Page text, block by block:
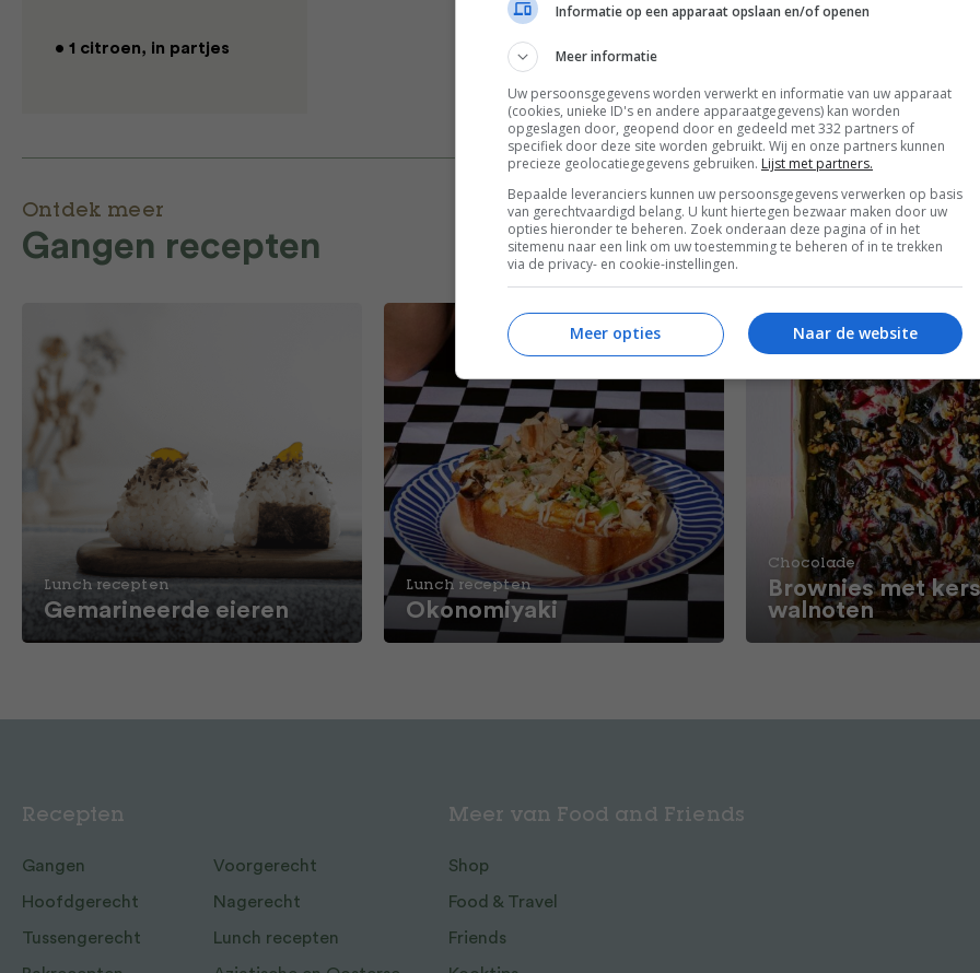
• 1 citroen, in partjes
Ontdek meer
Gangen recepten
Lunch recepten
Gemarineerde eieren
Lunch recepten
Okonomiyaki
Chocolade
Brownies met
walnoten
Informatie op een apparaat opslaan en/of openen
Meer informatie
Uw persoonsgegevens worden verwerkt en informatie van uw apparaat
(cookies, unieke ID's en andere apparaatgegevens) kan worden
opgeslagen door, geopend door en gedeeld met 332 partners of
specifiek door deze site worden gebruikt. Wij en onze partners kunnen
precieze geolocatiegegevens gebruiken. Lijst met partners.
Bepaalde leveranciers kunnen uw persoonsgegevens verwerken op basis
van gerechtvaardigd belang. U kunt hiertegen bezwaar maken door uw
opties hieronder te beheren. Zoek onderaan deze pagina of in het
sitemenu naar een link om uw toestemming te beheren of in te trekken
via de privacy- en cookie-instellingen.
Naar de website
Meer opties
Recepten
Gangen Voorgerecht
Hoofdgerecht Nagerecht
Tussengerecht Lunch recepten
Meer van Food and Friends
Shop
Food & Travel
Friends